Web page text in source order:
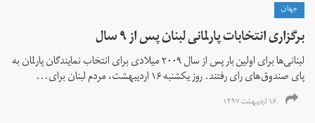
جهان
برگزاری انتخابات پارلمانی لبنان پس از ۹ سال
لبنانی‌ها برای اولین بار پس از سال ۲۰۰۹ میلادی برای انتخاب نمایندگان پارلمان به
پای صندوق‌های رای رفتند. روز یکشنبه ۱۶ اردیبهشت، مردم لبنان برای...
۱۶ اردیبهشت ۱۳۹۷